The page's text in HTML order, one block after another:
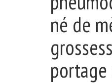
né de
portage